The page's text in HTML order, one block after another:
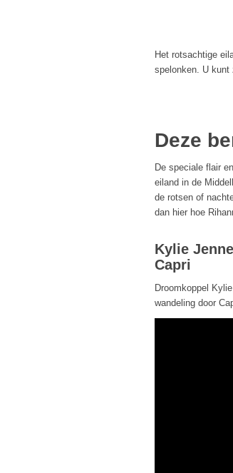
Het rotsachtige
spelonken. U kunt
Deze
De speciale flair
eiland in de
de rotsen of
dan hier hoe
Kylie
Capri
Droomkoppel
wandeling door